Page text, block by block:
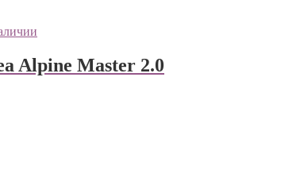
Alpine Master 2.0